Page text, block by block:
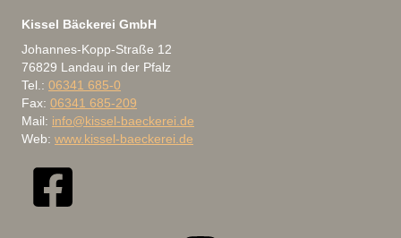
Kissel Bäckerei GmbH
Johannes-Kopp-Straße 12
76829 Landau in der Pfalz
Tel.: 06341 685-0
Fax: 06341 685-209
Mail: info@kissel-baeckerei.de
Web: www.kissel-baeckerei.de